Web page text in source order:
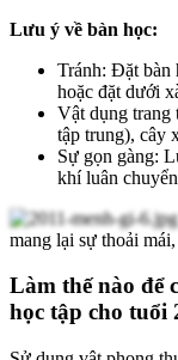
Lưu ý về bàn học:
Tránh: Đặt bàn
hoặc đặt dưới
Vật dụng trang
tập trung), cây
Sự gọn gàng:
khí luân
mang lại sự thoải
Làm thế nào để
học tập cho tuổi